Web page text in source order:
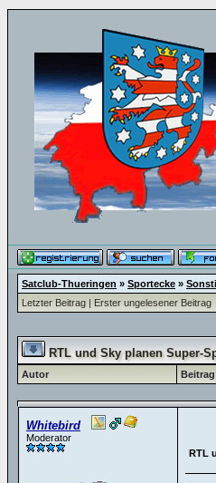
Satclub-Thueringen » Sportecke »
Letzter Beitrag | Erster ungelesener Beitrag
RTL und Sky planen Super-
Autor Beitrag
Whitebird
Moderator
RTL